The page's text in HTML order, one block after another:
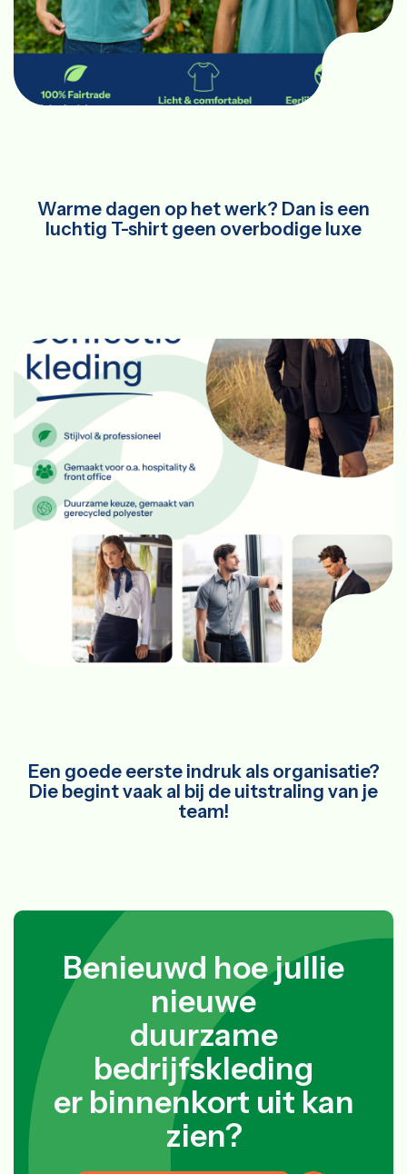
Warme dagen op het werk? Dan is een
luchtig T-shirt geen overbodige luxe
Een goede eerste indruk als organisatie?
Die begint vaak al bij de uitstraling van je
team!
Benieuwd hoe jullie
nieuwe
duurzame
bedrijfskleding
er binnenkort uit kan
zien?